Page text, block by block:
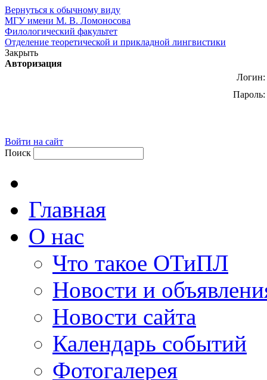
Вернуться к обычному виду
МГУ имени М. В. Ломоносова
Филологический факультет
Отделение теоретической и прикладной лингвистики
Закрыть
Авторизация
Логин:
Пароль:
Войти на сайт
Поиск
Главная
О нас
Что такое ОТиПЛ
Новости и
Новости сайта
Календарь событий
Фотогалерея